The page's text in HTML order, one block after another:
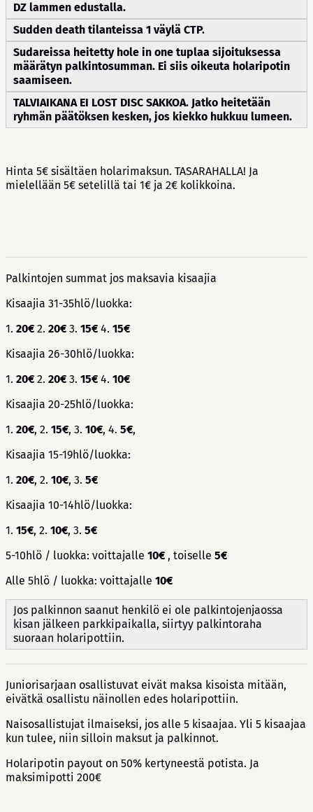
DZ lammen edustalla.
Sudden death tilanteissa 1 väylä CTP.
Sudareissa heitetty hole in one tuplaa sijoituksessa
määrätyn palkintosumman. Ei siis oikeuta holaripotin
saamiseen.
TALVIAIKANA EI LOST DISC SAKKOA. Jatko heitetään
ryhmän päätöksen kesken, jos kiekko hukkuu lumeen.
Hinta 5€ sisältäen holarimaksun. TASARAHALLA! Ja
mielellään 5€ setelillä tai 1€ ja 2€ kolikkoina.
Palkintojen summat jos maksavia kisaajia
Kisaajia 31-35hlö/luokka:
1. 20€ 2. 20€ 3. 15€ 4. 15€
Kisaajia 26-30hlö/luokka:
1. 20€ 2. 20€ 3. 15€ 4. 10€
Kisaajia 20-25hlö/luokka:
1. 20€, 2. 15€, 3. 10€, 4. 5€,
Kisaajia 15-19hlö/luokka:
1. 20€, 2. 10€, 3. 5€
Kisaajia 10-14hlö/luokka:
1. 15€, 2. 10€, 3. 5€
5-10hlö / luokka: voittajalle 10€ , toiselle 5€
Alle 5hlö / luokka: voittajalle 10€
Jos palkinnon saanut henkilö ei ole palkintojenjaossa
kisan jälkeen parkkipaikalla, siirtyy palkintoraha
suoraan holaripottiin.
Juniorisarjaan osallistuvat eivät maksa kisoista mitään,
eivätkä osallistu näinollen edes holaripottiin.
Naisosallistujat ilmaiseksi, jos alle 5 kisaajaa. Yli 5 kisaajaa
kun tulee, niin silloin maksut ja palkinnot.
Holaripotin payout on 50% kertyneestä potista. Ja
maksimipotti 200€